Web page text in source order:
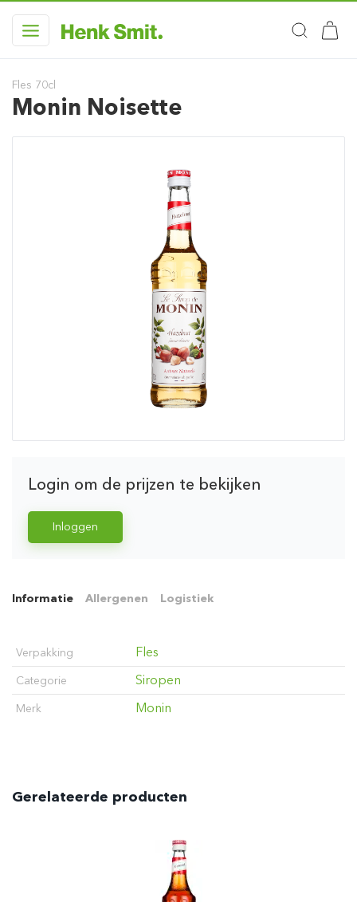
Fles 70cl
Monin Noisette
Login om de prijzen te bekijken
Inloggen
Informatie Allergenen Logistiek
Verpakking Fles
Categorie Siropen
Merk Monin
Gerelateerde producten